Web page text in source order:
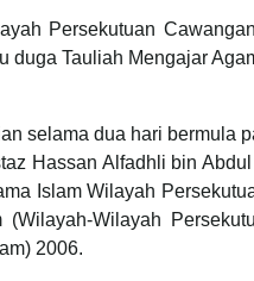
Persekutuan
duga Tauliah Mengajar
selama dua hari bermula
Hassan Alfadhli bin
Islam Wilayah
Wilayah
2006.